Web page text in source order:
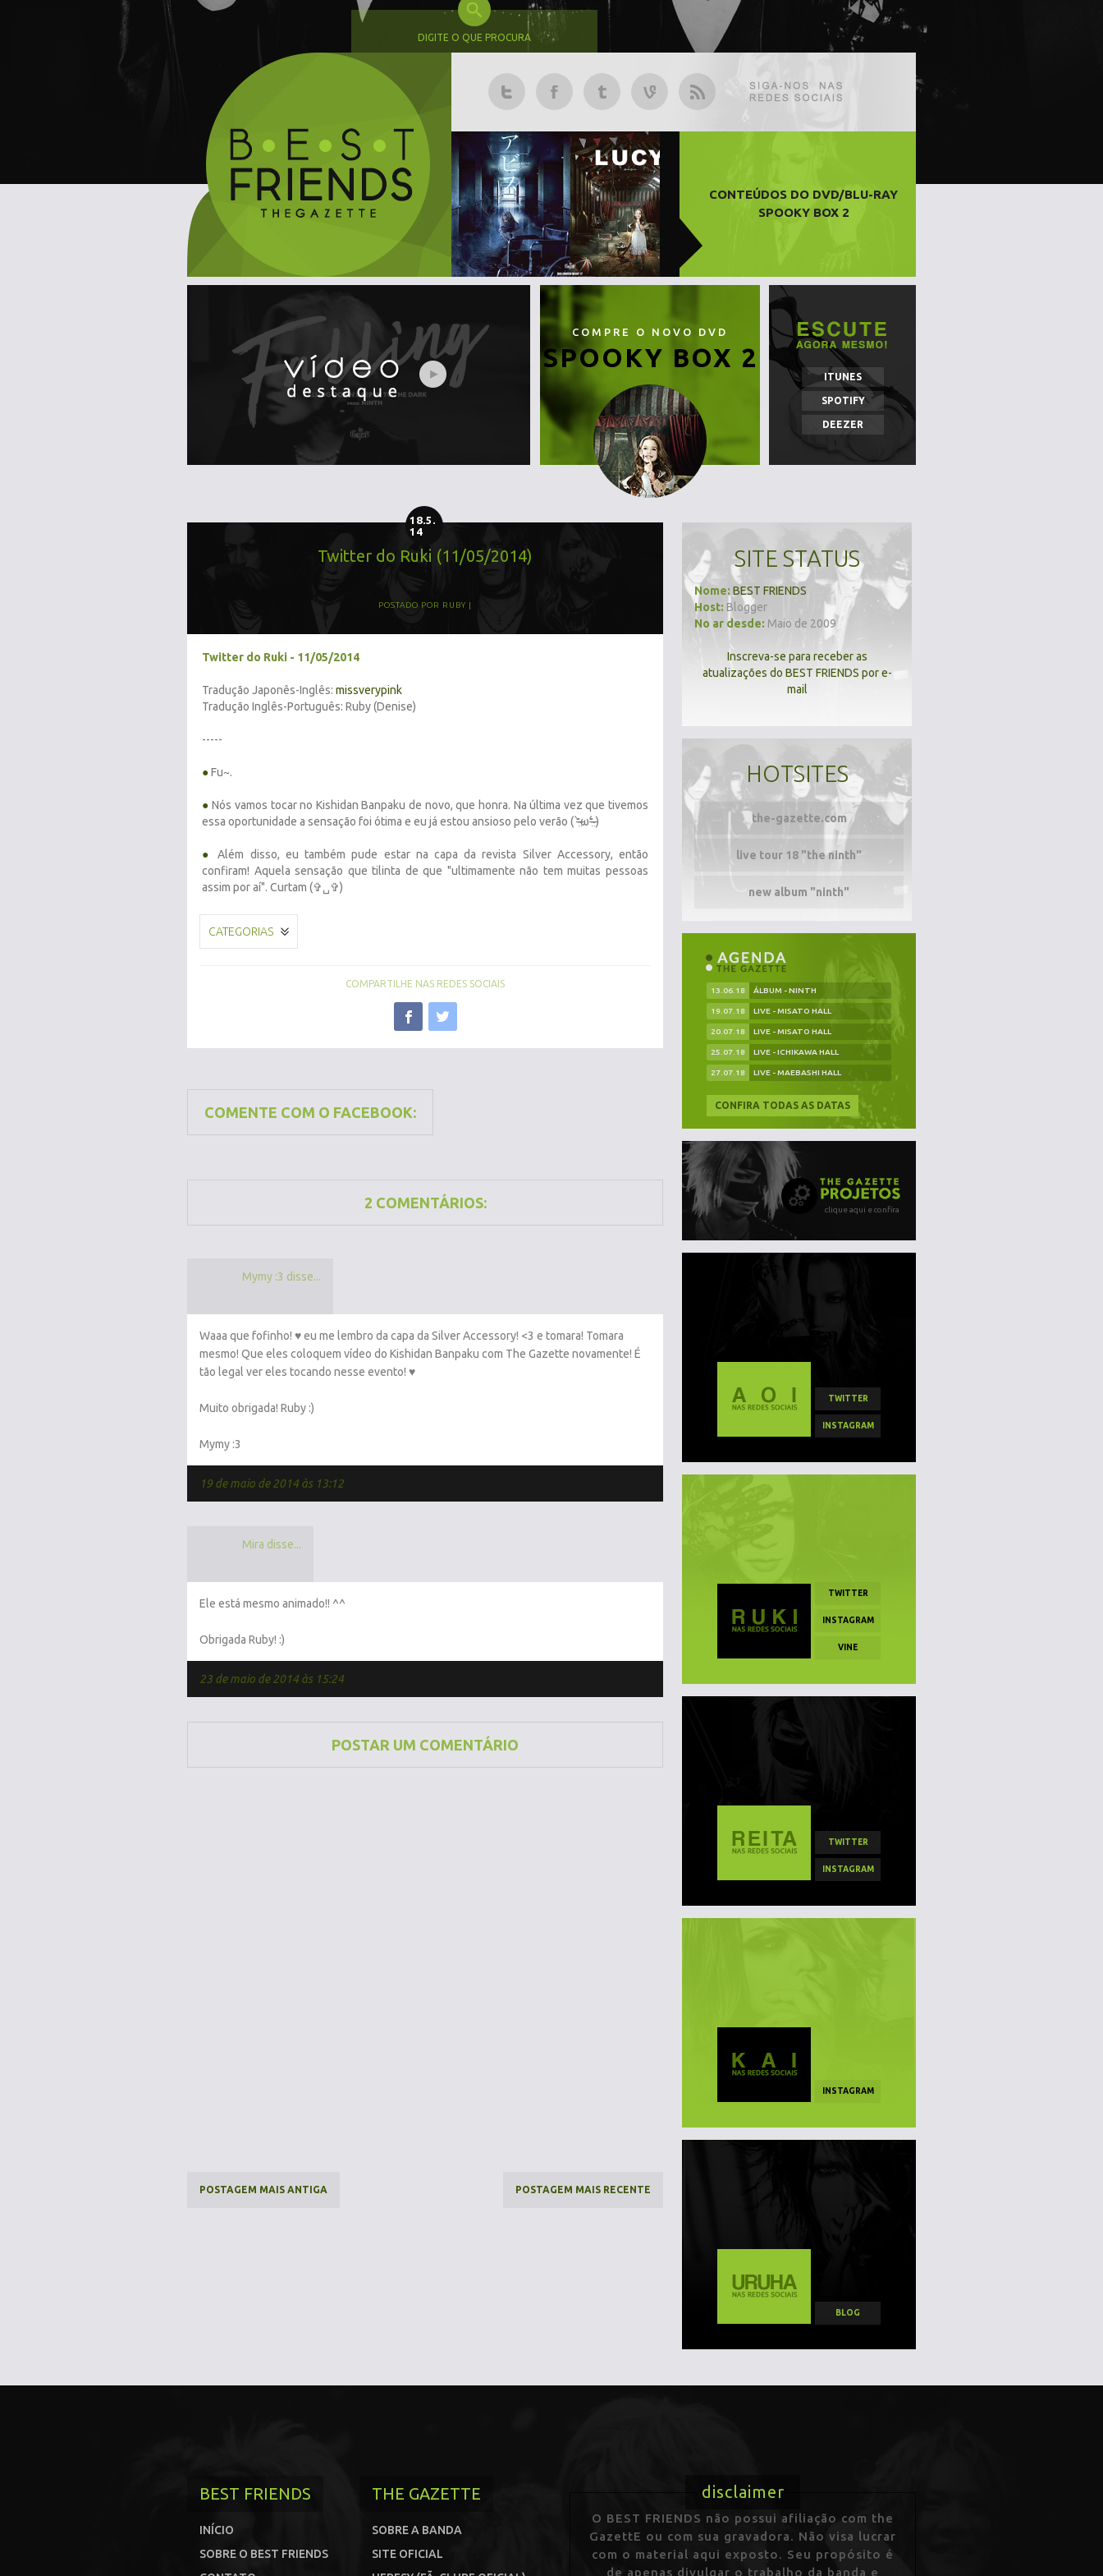
DIGITE O QUE PROCURA
CONTEÚDOS DO DVD/BLU-RAY
SPOOKY BOX 2
COMPRE O NOVO DVD
SPOOKY BOX 2
ITUNES
SPOTIFY
DEEZER
18.5.
14
Twitter do Ruki (11/05/2014)
POSTADO POR RUBY
Twitter do Ruki - 11/05/2014
Tradução Japonês-Inglês: missverypink
Tradução Inglês-Português: Ruby (Denise)
-----
●Fu~.
● Nós vamos tocar no Kishidan Banpaku de novo, que honra. Na última vez que tivemos
essa oportunidade a sensação foi ótima e eu já estou ansioso pelo verão ( ⁼̴̶̤̀ω⁼̴̶̤́ )
●
Além disso, eu também pude estar na capa da revista Silver Accessory, então
confiram! Aquela sensação que tilinta de que "ultimamente não tem muitas pessoas
assim por aí". Curtam (✞␣✞)
CATEGORIAS
COMPARTILHE NAS REDES SOCIAIS
COMENTE COM O FACEBOOK:
2 COMENTÁRIOS:
Mymy :3 disse...
Waaa que fofinho! ♥ eu me lembro da capa da Silver Accessory! <3 e tomara! Tomara
mesmo! Que eles coloquem vídeo do Kishidan Banpaku com The Gazette novamente! É
tão legal ver eles tocando nesse evento! ♥
Muito obrigada! Ruby :)
Mymy :3
19 de maio de 2014 às 13:12
Mira disse...
Ele está mesmo animado!! ^^
Obrigada Ruby! :)
23 de maio de 2014 às 15:24
POSTAR UM COMENTÁRIO
POSTAGEM MAIS RECENTE
POSTAGEM MAIS ANTIGA
SITE STATUS
Nome: BEST FRIENDS
Host: Blogger
No ar desde: Maio de 2009
Inscreva-se para receber as
atualizações do BEST FRIENDS por e-
mail
HOTSITES
the-gazette.com
live tour 18 "the ninth"
new album "ninth"
13.06.18 ÁLBUM - NINTH
19.07.18 LIVE - MISATO HALL
20.07.18 LIVE - MISATO HALL
25.07.18 LIVE - ICHIKAWA HALL
27.07.18 LIVE - MAEBASHI HALL
CONFIRA TODAS AS DATAS
clique aqui e confira
TWITTER
INSTAGRAM
TWITTER
INSTAGRAM
VINE
TWITTER
INSTAGRAM
INSTAGRAM
BLOG
BEST FRIENDS
INÍCIO
SOBRE O BEST FRIENDS
THE GAZETTE
SOBRE A BANDA
SITE OFICIAL
disclaimer
O BEST FRIENDS não possui afiliação com the
GazettE ou com sua gravadora. Não visa lucrar
com o material aqui exposto. Seu propósito é
de apenas divulgar o trabalho da banda e